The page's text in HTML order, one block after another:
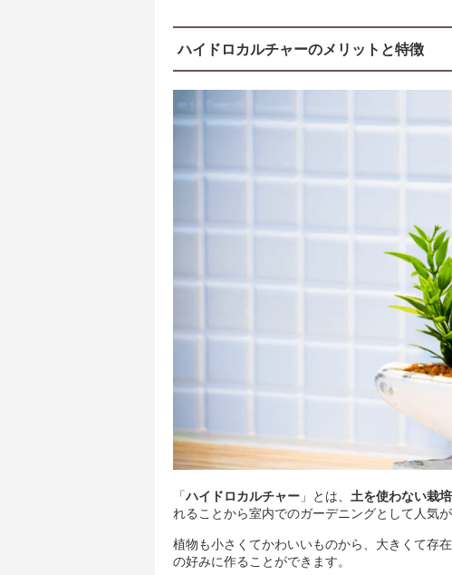
ハイドロカルチャーのメリットと特徴
「ハイドロカルチャー 」とは、 土を使わない栽
れることから室内でのガーデニングとして人気が
植物も小さくてかわいいものから、大きくて存
の好みに作ることができます。